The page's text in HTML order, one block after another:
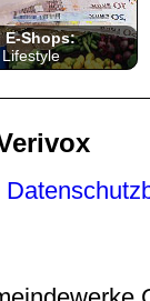
E-Shops: